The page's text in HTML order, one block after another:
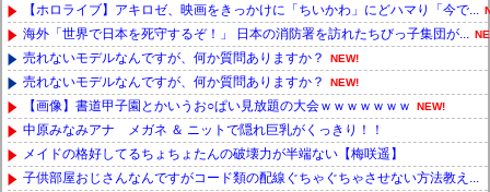
【ホロライブ】アキロゼ、映画をきっかけに「ちいかわ」にどハマり「今で...
海外「世界で日本を死守するぞ！」 日本の消防署を訪れたちびっ子集団が...
売れないモデルなんですが、何か質問ありますか？ NEW!
売れないモデルなんですが、何か質問ありますか？ NEW!
【画像】書道甲子園とかいうお○ぱい見放題の大会ｗｗｗｗｗｗｗ NEW!
中原みなみアナ メガネ ＆ ニットで隠れ巨乳がくっきり！！
メイドの格好してるちょちょたんの破壊力が半端ない【梅咲遥】
子供部屋おじさんなんですがコード類の配線ぐちゃぐちゃさせない方法教え...